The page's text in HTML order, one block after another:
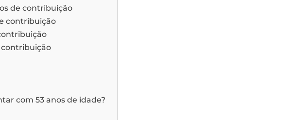
de contribuição
contribuição
contribuição
com 53 anos de idade?